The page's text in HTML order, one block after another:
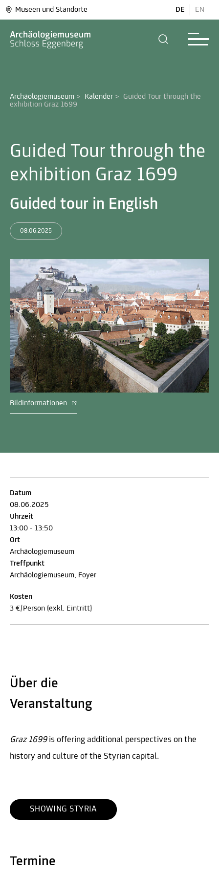
Museen und Standorte DE EN
Archäologiemuseum > Kalender > Guided Tour through the
exhibition Graz 1699
Guided Tour through the
exhibition Graz 1699
Guided tour in English
08.06.2025
Bildinformationen
Datum
08.06.2025
Uhrzeit
13:00 - 13:50
Ort
Archäologiemuseum
Treffpunkt
Archäologiemuseum, Foyer
Kosten
3 €/Person (exkl. Eintritt)
Über die
Veranstaltung
Graz 1699is offering additional perspectives on the
history and culture of the Styrian capital.
SHOWING STYRIA
Termine